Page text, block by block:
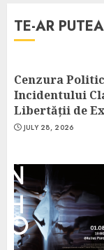
TE-AR
Cenzura
Incidentului
Libertății de
JULY 28, 2026